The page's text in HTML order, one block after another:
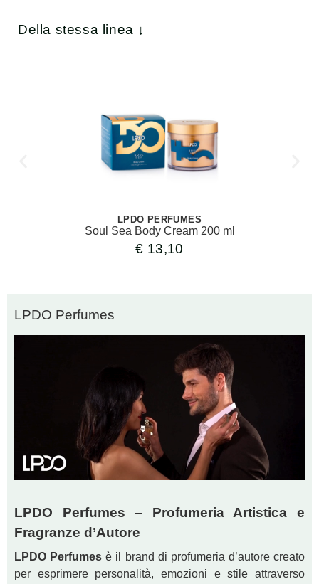
Della stessa linea ↓
LPDO PERFUMES
Soul Sea Body Cream 200 ml
€ 13,10
LPDO Perfumes
LPDO Perfumes – Profumeria Artistica e
Fragranze d’Autore
LPDO Perfumes è il brand di profumeria d’autore creato
per esprimere personalità, emozioni e stile attraverso